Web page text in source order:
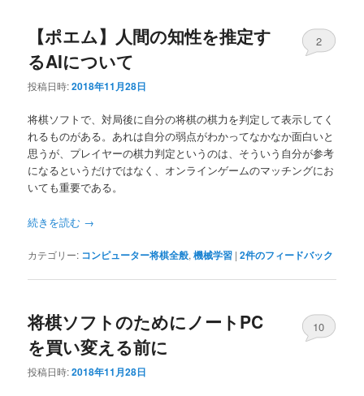
【ポエム】人間の知性を推定す
るAIについて
投稿日時:2018年11月28日
2
将棋ソフトで、対局後に自分の将棋の棋力を判定して表示してく
れるものがある。あれは自分の弱点がわかってなかなか面白いと
思うが、プレイヤーの棋力判定というのは、そういう自分が参考
になるというだけではなく、オンラインゲームのマッチングにお
いても重要である。
続きを読む →
カテゴリー: コンピューター将棋全般,機械学習 |2件のフィードバック
将棋ソフトのためにノートPC
を買い変える前に
投稿日時:2018年11月28日
10